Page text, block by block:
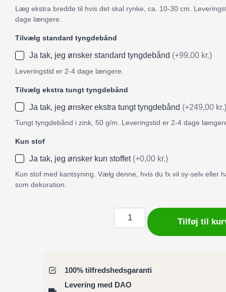
Læg ekstra bredde til hvis det skal rynke, ca. 10-30 cm.
dage længere.
Tilvælg standard tyngdebånd
Ja tak, jeg ønsker standard tyngdebånd (+99,00 kr.)
Leveringstid er 2-4 dage længere.
Tilvælg ekstra tungt tyngdebånd
Ja tak, jeg ønsker ekstra tungt tyngdebånd (+249,00 kr.)
Tungt tyngdebånd i zink, 50 g/m. Leveringstid er 2-4 dage
Kun stof
Ja tak, jeg ønsker kun stoffet (+0,00 kr.)
Kun stof med kantsyning. Vælg denne, hvis du fx vil sy-selv eller
som dekoration.
Badeforhæng
/
Bruseforhæng
antal
Tilføj til
100% tilfredshedsgaranti
Levering med DAO